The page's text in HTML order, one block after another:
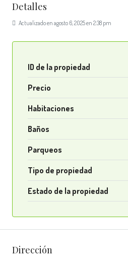
Detalles
Actualizado en agosto 6, 2025 en 2:38 pm
ID de la propiedad
Precio
Habitaciones
Baños
Parqueos
Tipo de propiedad
Estado de la propiedad
Dirección